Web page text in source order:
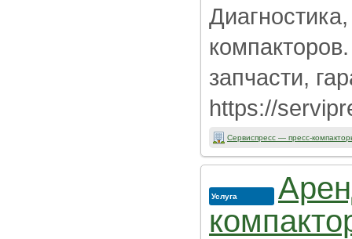
запчасти,
https://
Сервиспресс — пресс-
Услуга